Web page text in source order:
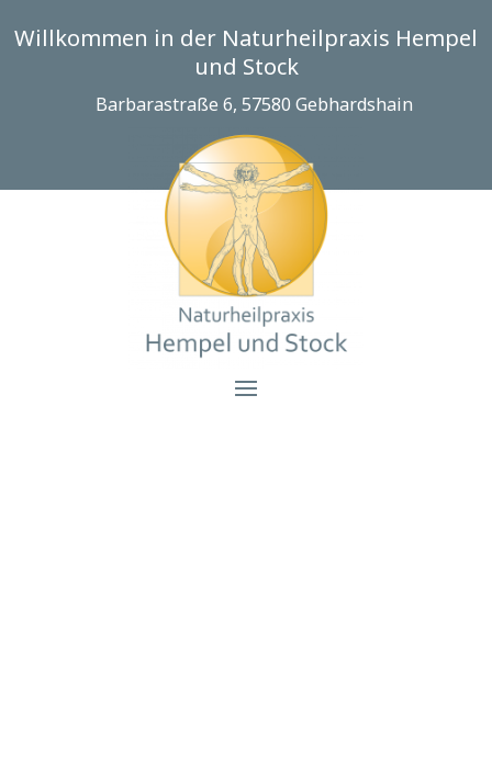
Willkommen in der Naturheilpraxis Hempel
und Stock
Barbarastraße 6, 57580 Gebhardshain